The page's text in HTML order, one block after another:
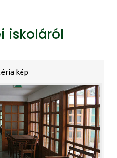
iskoláról
kép